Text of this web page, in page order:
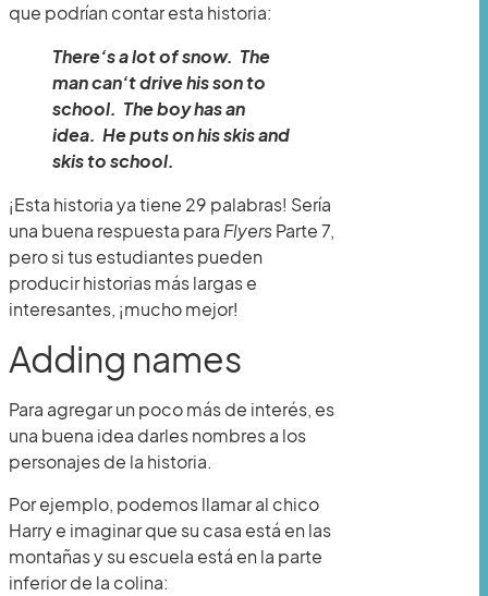
que podrían contar esta historia:
There’s a lot of snow. The
man can’t drive his son to
school. The boy has an
idea. He puts on his skis and
skis to school.
¡Esta historia ya tiene 29 palabras! Sería
una buena respuesta para FlyersParte 7,
pero si tus estudiantes pueden
producir historias más largas e
interesantes, ¡mucho mejor!
Adding names
Para agregar un poco más de interés, es
una buena idea darles nombres a los
personajes de la historia.
Por ejemplo, podemos llamar al chico
Harry e imaginar que su casa está en las
montañas y su escuela está en la parte
inferior de la colina: